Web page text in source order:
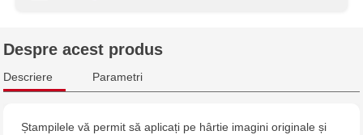
Crafti Botanica - bd. Decebal, 139
Despre acest produs
Descriere Parametri
Ștampilele vă permit să aplicați pe hârtie imagini originale și